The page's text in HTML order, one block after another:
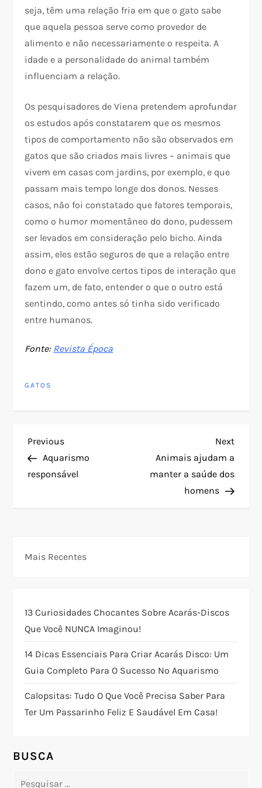
seja, têm uma relação fria em que o gato sabe
que aquela pessoa serve como provedor de
alimento e não necessariamente o respeita. A
idade e a personalidade do animal também
influenciam a relação.
Os pesquisadores de Viena pretendem aprofundar
os estudos após constatarem que os mesmos
tipos de comportamento não são observados em
gatos que são criados mais livres – animais que
vivem em casas com jardins, por exemplo, e que
passam mais tempo longe dos donos. Nesses
casos, não foi constatado que fatores temporais,
como o humor momentâneo do dono, pudessem
ser levados em consideração pelo bicho. Ainda
assim, eles estão seguros de que a relação entre
dono e gato envolve certos tipos de interação que
fazem um, de fato, entender o que o outro está
sentindo, como antes só tinha sido verificado
entre humanos.
Fonte: Revista Época
GATOS
N
a
g
ç
ã
o
d
e
P
o
Previous
Post
Previous
Aquarismo
responsável
Next
Post
Next
Animais ajudam a
manter a saúde dos
homens
Mais Recentes
13 Curiosidades Chocantes Sobre Acarás-Discos
Que Você NUNCA Imaginou!
14 Dicas Essenciais Para Criar Acarás Disco: Um
Guia Completo Para O Sucesso No Aquarismo
Calopsitas: Tudo O Que Você Precisa Saber Para
Ter Um Passarinho Feliz E Saudável Em Casa!
BUSCA
Pesquisar